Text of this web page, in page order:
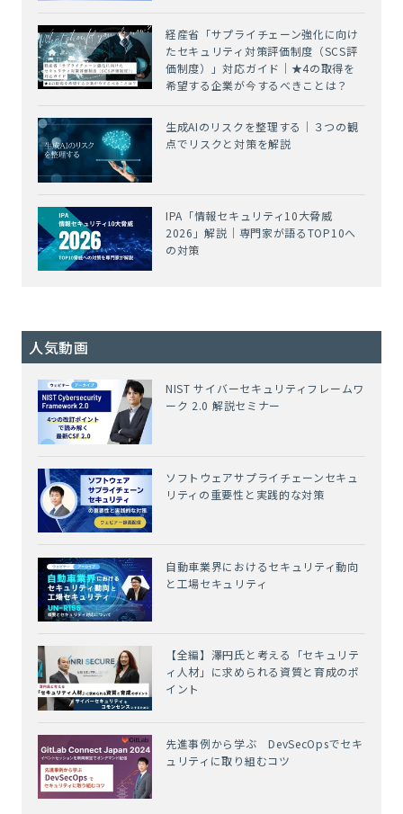
経産省「サプライチェーン強化に向け
たセキュリティ対策評価制度（SCS評
価制度）」対応ガイド｜★4の取得を
希望する企業が今するべきことは？
生成AIのリスクを整理する｜３つの観
点でリスクと対策を解説
IPA「情報セキュリティ10大脅威
2026」解説｜専門家が語るTOP10へ
の対策
人気動画
NIST サイバーセキュリティフレームワ
ーク 2.0 解説セミナー
ソフトウェアサプライチェーンセキュ
リティの重要性と実践的な対策
自動車業界におけるセキュリティ動向
と工場セキュリティ
【全編】澤円氏と考える「セキュリテ
ィ人材」に求められる資質と育成のポ
イント
先進事例から学ぶ DevSecOpsでセキ
ュリティに取り組むコツ